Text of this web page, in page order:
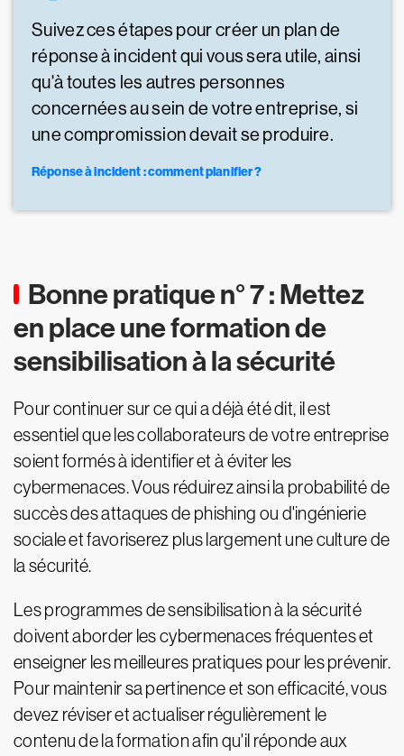
Suivez ces étapes pour créer un plan de
réponse à incident qui vous sera utile, ainsi
qu'à toutes les autres personnes
concernées au sein de votre entreprise, si
une compromission devait se produire.
Réponse à incident : comment planifier ?
Bonne pratique n° 7 : Mettez
en place une formation de
sensibilisation à la sécurité
Pour continuer sur ce qui a déjà été dit, il est
essentiel que les collaborateurs de votre entreprise
soient formés à identifier et à éviter les
cybermenaces. Vous réduirez ainsi la probabilité de
succès des attaques de phishing ou d'ingénierie
sociale et favoriserez plus largement une culture de
la sécurité.
Les programmes de sensibilisation à la sécurité
doivent aborder les cybermenaces fréquentes et
enseigner les meilleures pratiques pour les prévenir.
Pour maintenir sa pertinence et son efficacité, vous
devez réviser et actualiser régulièrement le
contenu de la formation afin qu'il réponde aux